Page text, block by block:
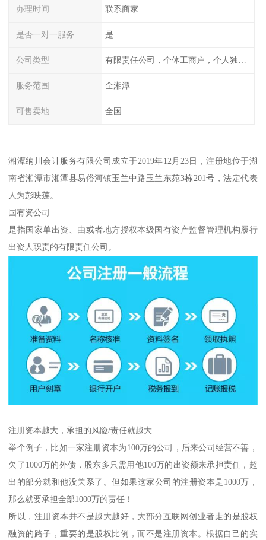
办理时间 联系商家
是否一对一服务 是
公司类型
服务范围 全湘潭
可售卖地 全国
湘潭纳川会计服务有限公司成立于2019年12月23日，注册地位于湖
南省湘潭市湘潭县易俗河镇玉兰中路玉兰东苑3栋201号，法定代表
人为彭映莲。
国有资公司
是指国家单出资、由或者地方授权本级国有资产监督管理机构履行
出资人职责的有限责任公司。
注册资本越大，承担的风险/责任就越大
举个例子，比如一家注册资本为100万的公司，后来公司经营不善，
欠了1000万的外债，股东多只需用他100万的出资额来承担责任，超
出的部分就和他没关系了。但如果这家公司的注册资本是1000万，
那么就要承担全部1000万的责任！
所以，注册资本并不是越大越好，大部分互联网创业者走的是股权
融资的路子，重要的是股权比例，而不是注册资本。根据自己的实